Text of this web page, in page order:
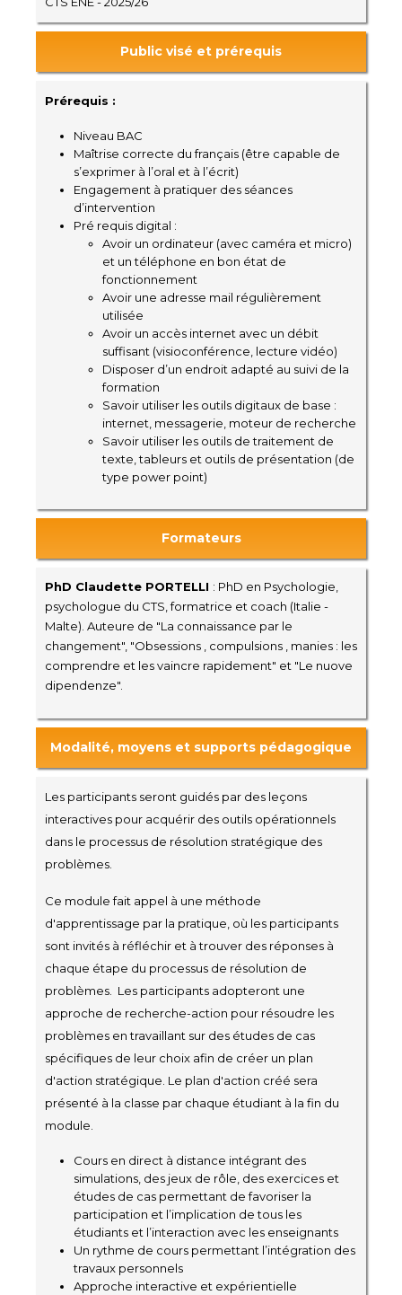
Public visé et prérequis
Prérequis :
Niveau BAC
Maîtrise correcte du français (être capable de
s’exprimer à l’oral et à l’écrit)
Engagement à pratiquer des séances
d’intervention
Pré requis digital :
Avoir un ordinateur (avec caméra et micro)
et un téléphone en bon état de
fonctionnement
Avoir une adresse mail régulièrement
utilisée
Avoir un accès internet avec un débit
suffisant (visioconférence, lecture vidéo)
Disposer d’un endroit adapté au suivi de la
formation
Savoir utiliser les outils digitaux de base :
internet, messagerie, moteur de recherche
Savoir utiliser les outils de traitement de
texte, tableurs et outils de présentation (de
type power point)
Formateurs
PhD Claudette PORTELLI : PhD en Psychologie,
psychologue du CTS, formatrice et coach (Italie -
Malte). Auteure de "La connaissance par le
changement", "Obsessions , compulsions , manies : les
comprendre et les vaincre rapidement" et "Le nuove
dipendenze".
Modalité, moyens et supports pédagogique
Les participants seront guidés par des leçons
interactives pour acquérir des outils opérationnels
dans le processus de résolution stratégique des
problèmes.
Ce module fait appel à une méthode
d'apprentissage par la pratique, où les participants
sont invités à réfléchir et à trouver des réponses à
chaque étape du processus de résolution de
problèmes. Les participants adopteront une
approche de recherche-action pour résoudre les
problèmes en travaillant sur des études de cas
spécifiques de leur choix afin de créer un plan
d'action stratégique. Le plan d'action créé sera
présenté à la classe par chaque étudiant à la fin du
module.
Cours en direct à distance intégrant des
simulations, des jeux de rôle, des exercices et
études de cas permettant de favoriser la
participation et l’implication de tous les
étudiants et l’interaction avec les enseignants
Un rythme de cours permettant l’intégration des
travaux personnels
Approche interactive et expérientielle